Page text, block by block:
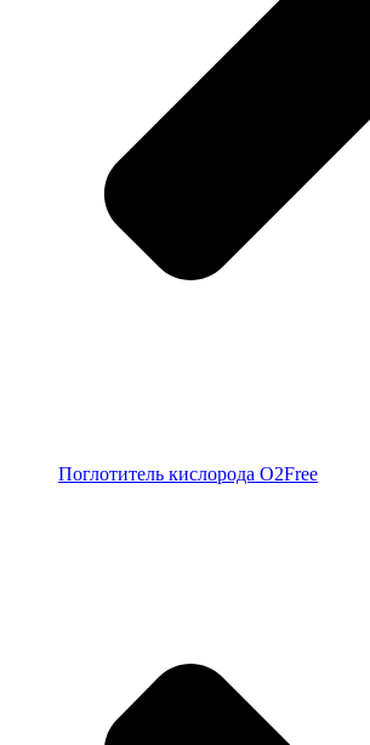
Поглотитель кислорода O2Free